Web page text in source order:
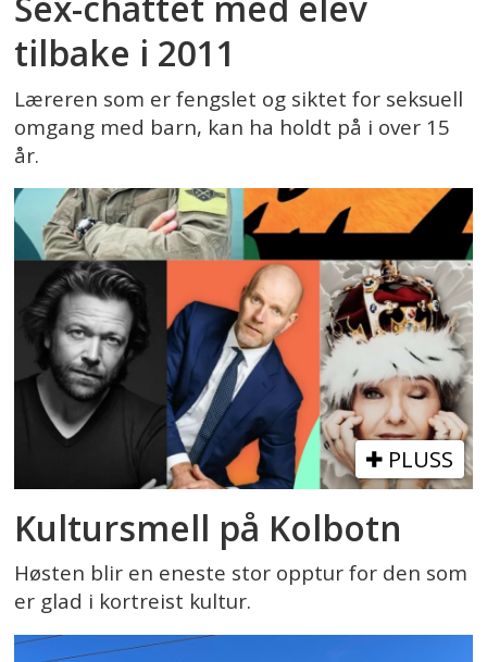
tilbake i 2011
Læreren som er fengslet og siktet for seksuell
omgang med barn, kan ha holdt på i over 15
år.
PLUSS
Kultursmell på Kolbotn
Høsten blir en eneste stor opptur for den som
er glad i kortreist kultur.